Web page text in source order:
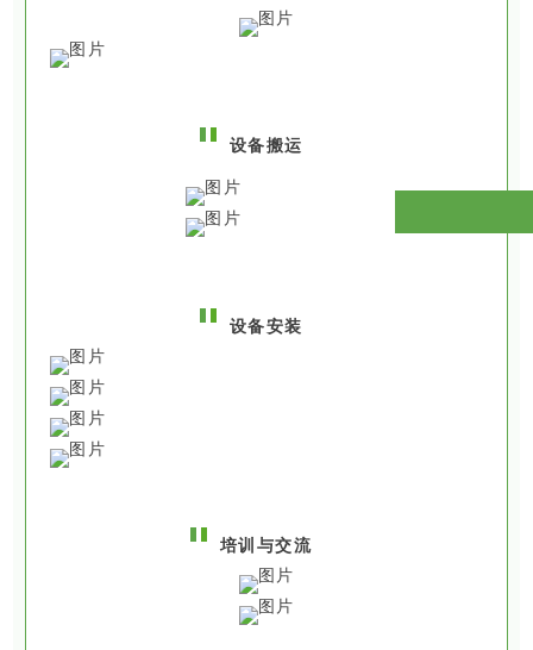
设备搬运
设备安装
培训与交流